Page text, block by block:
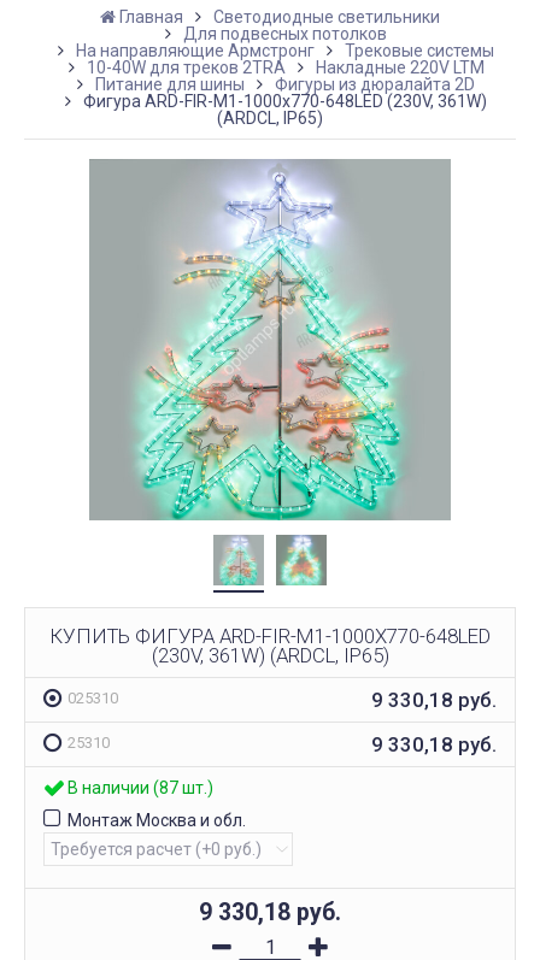
Главная
Светодиодные светильники
Для подвесных потолков
На направляющие Армстронг
Трековые системы
10-40W для треков 2TRA
Накладные 220V LTM
Питание для шины
Фигуры из дюралайта 2D
Фигура ARD-FIR-M1-1000x770-648LED (230V, 361W)
(ARDCL, IP65)
КУПИТЬ ФИГУРА ARD-FIR-M1-1000X770-648LED
(230V, 361W) (ARDCL, IP65)
025310 9 330,18 руб.
25310 9 330,18 руб.
В наличии (87 шт.)
Монтаж Москва и обл.
9 330,18 руб.